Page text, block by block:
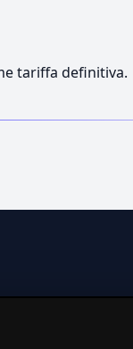
tariffa definitiva.